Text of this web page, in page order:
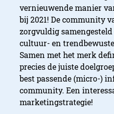
vernieuwende manier
bij 2021! De community
zorgvuldig
cultuur- en
Samen met het merk
precies de juiste
best passende (micro-)
community. Een
marketingstrategie!